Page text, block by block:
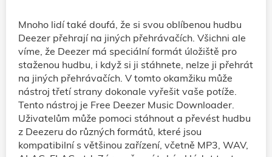
Mnoho lidí také doufá, že si svou oblíbenou hudbu
Deezer přehrají na jiných přehrávačích. Všichni ale
víme, že Deezer má speciální formát úložiště pro
staženou hudbu, i když si ji stáhnete, nelze ji přehrát
na jiných přehrávačích. V tomto okamžiku může
nástroj třetí strany dokonale vyřešit vaše potíže.
Tento nástroj je Free Deezer Music Downloader.
Uživatelům může pomoci stáhnout a převést hudbu
z Deezeru do různých formátů, které jsou
kompatibilní s většinou zařízení, včetně MP3, WAV,